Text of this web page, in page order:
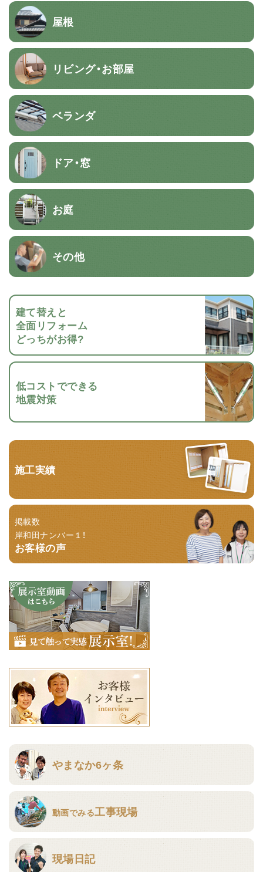
屋根
リビング・お部屋
ベランダ
ドア・窓
お庭
その他
建て替えと
全面リフォーム
どっちがお得?
低コストでできる
地震対策
施工実績
掲載数
岸和田ナンバー１！
お客様の声
やまなか6ヶ条
動画でみる工事現場
現場日記